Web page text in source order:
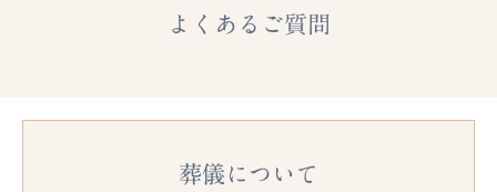
よくあるご質問
葬儀について